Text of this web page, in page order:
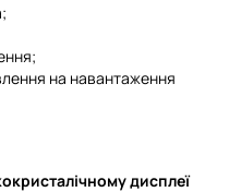
на навантаження
дисплеї